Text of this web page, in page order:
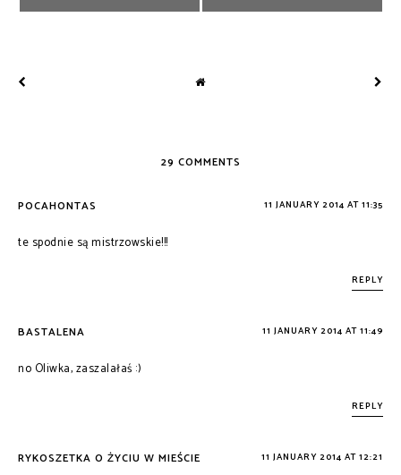
29 COMMENTS
POCAHONTAS 11 JANUARY 2014 AT 11:35
te spodnie są mistrzowskie!!!
REPLY
BASTALENA 11 JANUARY 2014 AT 11:49
no Oliwka, zaszalałaś :)
REPLY
RYKOSZETKA O ŻYCIU W MIEŚCIE 11 JANUARY 2014 AT 12:21